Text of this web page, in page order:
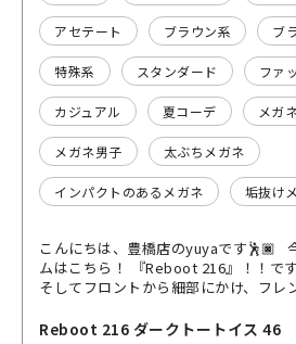
アセテート ブラウン系 ブ
特殊系 スタンダード ファ
カジュアル 夏コーデ メガ
メガネ男子 太ぶちメガネ
インパクトのあるメガネ 垢抜け
こんにちは、豊橋店のyuyaです🕺🏿
ムはこちら！ 『Reboot 216』！！で
そしてフロントから細部にかけ、フレ
これ一つで存在感増し増し、オシャレ
Reboot 216 ダークトートイス 46